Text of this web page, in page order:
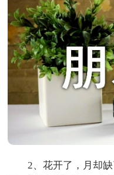
2、花开了，月却缺